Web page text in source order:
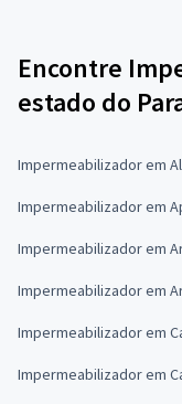
Encontre
estado do
Impermeabilizador em
Impermeabilizador em
Impermeabilizador em
Impermeabilizador em
Impermeabilizador em
Impermeabilizador em